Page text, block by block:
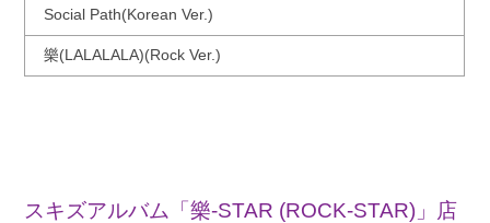
Social Path(Korean Ver.)
樂(LALALALA)(Rock Ver.)
スキズアルバム「樂-STAR (ROCK-STAR)」店